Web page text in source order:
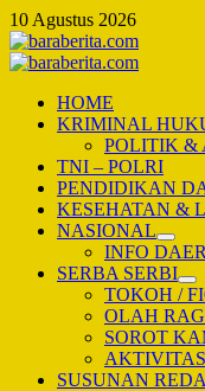
Skip
to
content
10 Agustus 2026
Primary
HOME
KRIMINAL
POLITIK &
TNI – POLRI
PENDIDIKAN
KESEHATAN &
NASIONAL
INFO
SERBA SERBI
TOKOH /
OLAH
SOROT
SUSUNAN